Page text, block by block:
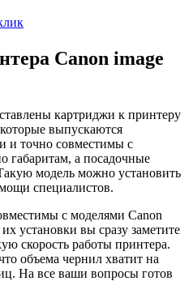
Canon image
картриджи к принтеру
выпускаются
и точно совместимы с
габаритам, а посадочные
модель можно установить
специалистов.
с моделями Canon
установки вы сразу заметите
скорость работы принтера.
объема чернил хватит на
На все ваши вопросы готов